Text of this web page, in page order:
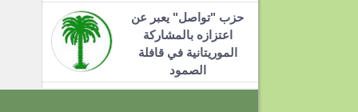
حزب "تواصل" يعبر عن
اعتزازه بالمشاركة
الموريتانية في قافلة
الصمود